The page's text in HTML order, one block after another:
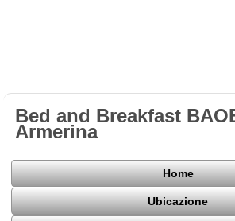
Bed and Breakfast
Armerina
Home
Ubicazione